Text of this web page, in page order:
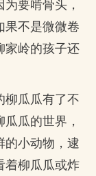
果不是微微卷
家岭的孩子还
柳瓜瓜有了不
瓜的世界，
的小动物，逮
着柳瓜瓜或炸